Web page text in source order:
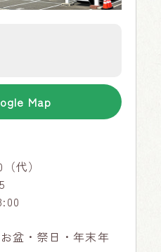
Map
（代）
盆・祭日・年末年